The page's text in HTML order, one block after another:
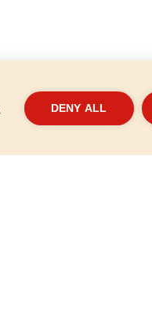
DENY ALL